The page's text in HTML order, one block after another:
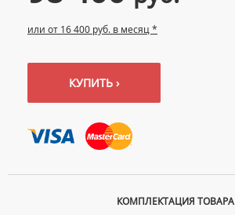
или от 16 400 руб. в месяц *
КУПИТЬ ›
КОМПЛЕКТАЦИЯ ТОВАРА